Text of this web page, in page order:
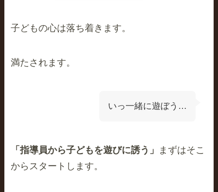
子どもの心は落ち着きます。
満たされます。
いっ一緒に遊ぼう…
「指導員から子どもを遊びに誘う」
まずはそこ
からスタートします。